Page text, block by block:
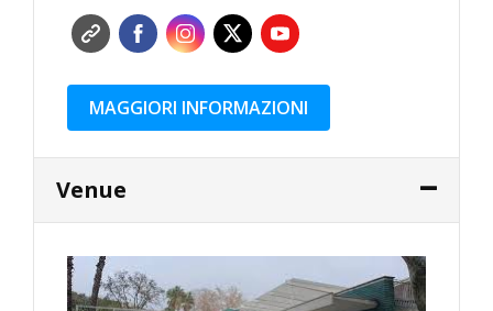
MAGGIORI INFORMAZIONI
Venue